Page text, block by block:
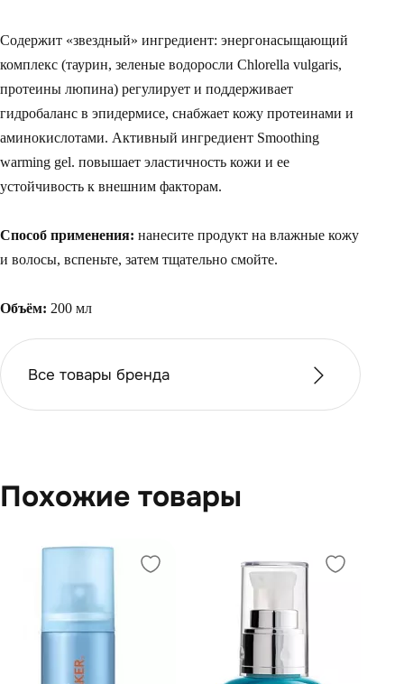
Содержит «звездный» ингредиент: энергонасыщающий
комплекс (таурин, зеленые водоросли Chlorella vulgaris,
протеины люпина) регулирует и поддерживает
гидробаланс в эпидермисе, снабжает кожу протеинами и
аминокислотами. Активный ингредиент Smoothing
warming gel. повышает эластичность кожи и ее
устойчивость к внешним факторам.
Способ применения: нанесите продукт на влажные кожу
и волосы, вспеньте, затем тщательно смойте.
Объём: 200 мл
Все товары бренда
Похожие товары